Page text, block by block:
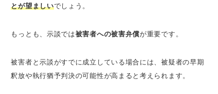
とが望ましいでしょう。
もっとも、示談では被害者への被害弁償が重要です。
被害者と示談がすでに成立している場合には、被疑者の早期
釈放や執行猶予判決の可能性が高まると考えられます。